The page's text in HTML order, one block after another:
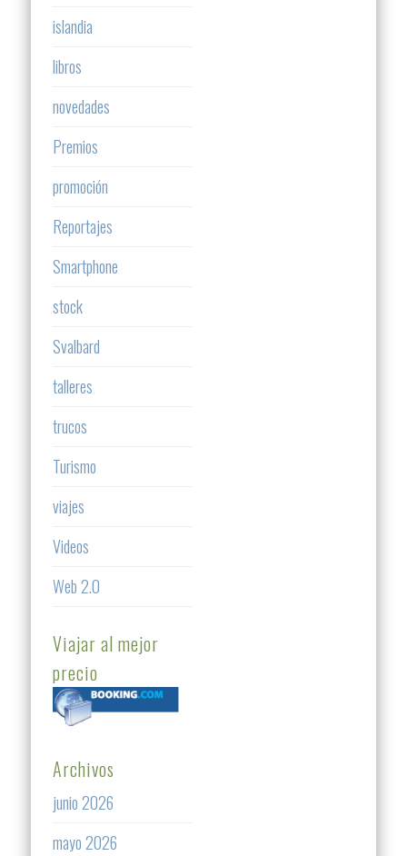
islandia
libros
novedades
Premios
promoción
Reportajes
Smartphone
stock
Svalbard
talleres
trucos
Turismo
viajes
Videos
Web 2.0
Viajar al mejor
precio
Archivos
junio 2026
mayo 2026